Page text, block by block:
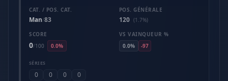
CAT. / POS. CAT.
Man/83
POS. GÉNÉRALE
120 (1.7%)
SCORE
0/100 0.0%
VS VAINQUEUR %
0.0%
-97
SÉRIES
0 0 0 0